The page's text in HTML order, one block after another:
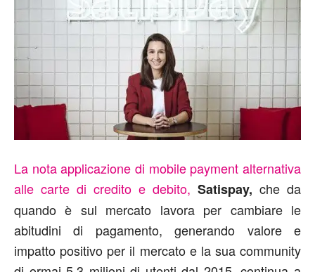
La nota applicazione di mobile payment alternativa
alle carte di credito e debito, Satispay, che da
quando è sul mercato lavora per cambiare le
abitudini di pagamento, generando valore e
impatto positivo per il mercato e la sua community